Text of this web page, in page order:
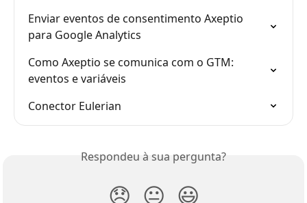
Enviar eventos de consentimento Axeptio
para Google Analytics
Como Axeptio se comunica com o GTM:
eventos e variáveis
Conector Eulerian
Respondeu à sua pergunta?
😞 😐 😃